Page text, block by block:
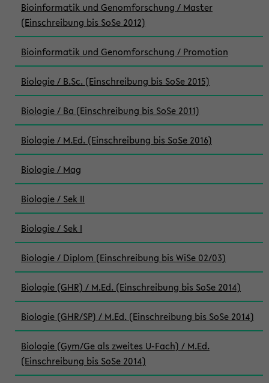
Bioinformatik und Genomforschung / Master
(Einschreibung bis SoSe 2012)
Bioinformatik und Genomforschung / Promotion
Biologie / B.Sc. (Einschreibung bis SoSe 2015)
Biologie / Ba (Einschreibung bis SoSe 2011)
Biologie / M.Ed. (Einschreibung bis SoSe 2016)
Biologie / Mag
Biologie / Sek II
Biologie / Sek I
Biologie / Diplom (Einschreibung bis WiSe 02/03)
Biologie (GHR) / M.Ed. (Einschreibung bis SoSe 2014)
Biologie (GHR/SP) / M.Ed. (Einschreibung bis SoSe 2014)
Biologie (Gym/Ge als zweites U-Fach) / M.Ed.
(Einschreibung bis SoSe 2014)